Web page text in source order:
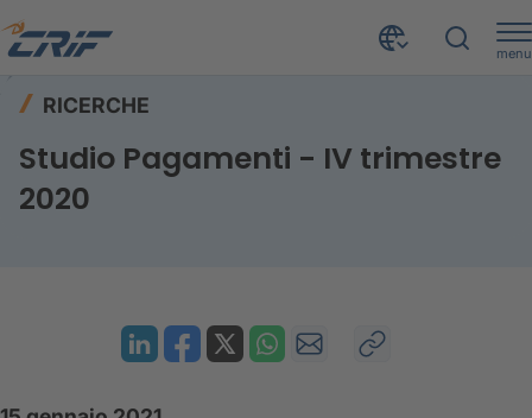
menu
RICERCHE
Studio Pagamenti - IV trimestre
2020